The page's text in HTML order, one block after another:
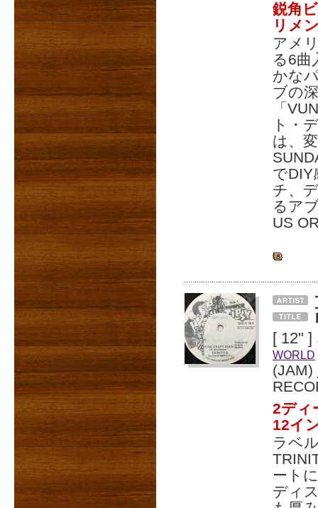
鋭角
リメ
アメ
る6曲
かな
ブの
「
ト・
は、
でDIY
チ、
るア
US
[ 12" ]
WORLD
(JAM)
2ディ
12イ
ラベ
ート
ディ